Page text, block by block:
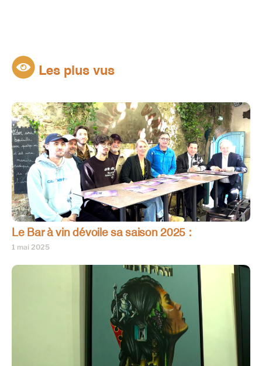
Les plus vus
Le Bar à vin dévoile sa saison 2025 :
1 mai 2025